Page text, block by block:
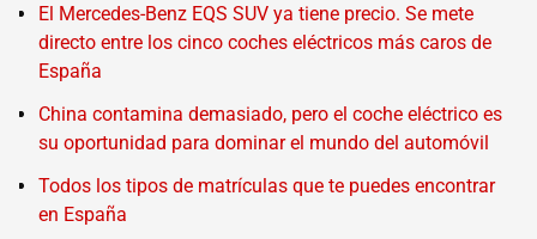
El Mercedes-Benz EQS SUV ya tiene precio. Se mete
directo entre los cinco coches eléctricos más caros de
España
China contamina demasiado, pero el coche eléctrico es
su oportunidad para dominar el mundo del automóvil
Todos los tipos de matrículas que te puedes encontrar
en España